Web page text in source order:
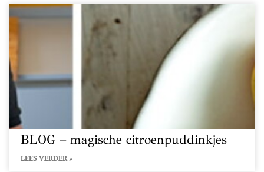
BLOG – magische citroenpuddinkjes
LEES VERDER »